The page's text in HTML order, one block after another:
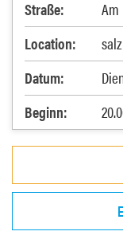
Straße:
Am
Location:
Datum:
Beginn: